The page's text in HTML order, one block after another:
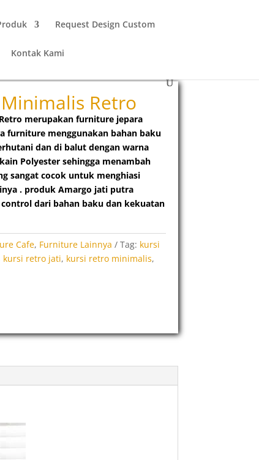
Request Design Custom
Kontak Kami
Retro
merupakan furniture jepara
furniture menggunakan bahan baku
dan di balut dengan warna
Polyester sehingga menambah
sangat cocok untuk menghiasi
. produk Amargo jati putra
dari bahan baku dan kekuatan
Cafe, Furniture Lainnya Tag: kursi
kursi retro jati, kursi retro minimalis,